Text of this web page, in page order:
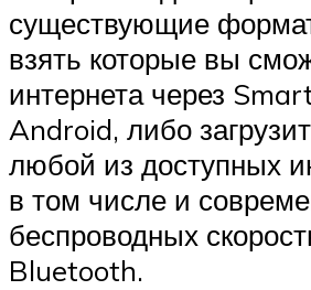
существующие
взять которые вы
интернета через
Android, либо
любой из доступных
в том числе и
беспроводных
Bluetooth.